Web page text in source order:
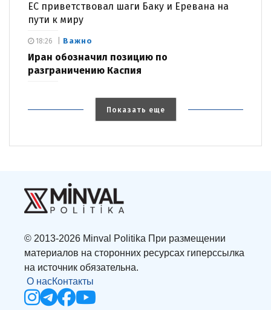
ЕС приветствовал шаги Баку и Еревана на
пути к миру
Важно
Иран обозначил позицию по
разграничению Каспия
18:26
Показать еще
© 2013-2026 Minval Politika При размещении
материалов на сторонних ресурсах гиперссылка
на источник обязательна.
О насКонтакты